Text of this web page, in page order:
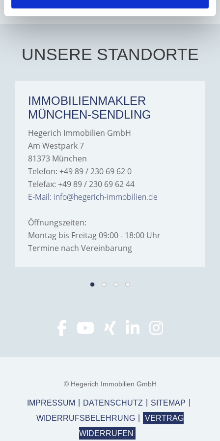
you. Aalia jeelani.
UNSERE STANDORTE
IMMOBILIENMAKLER
MÜNCHEN-SENDLING
Hegerich Immobilien GmbH
Am Westpark 7
81373 München
Telefon: +49 89 / 230 69 62 0
Telefax: +49 89 / 230 69 62 44
E-Mail: info@hegerich-immobilien.de
Öffnungszeiten:
Montag bis Freitag 09:00 - 18:00 Uhr
Termine nach Vereinbarung
© Hegerich Immobilien GmbH
IMPRESSUM DATENSCHUTZ
SITEMAP
WIDERRUFSBELEHRUNG
VERTRAG
WIDERRUFEN